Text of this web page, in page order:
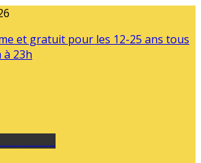
et gratuit pour les 12-25 ans tous
à 23h